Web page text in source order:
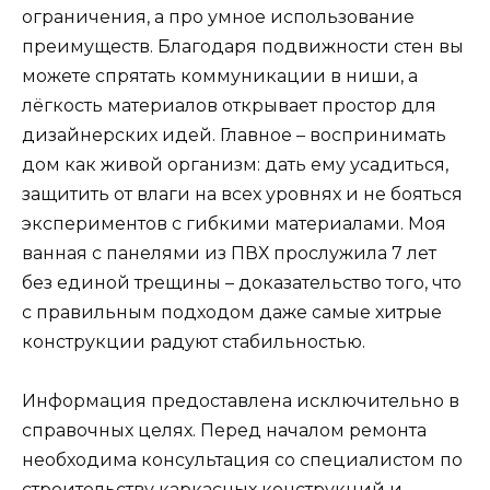
ограничения, а про умное использование
преимуществ. Благодаря подвижности стен вы
можете спрятать коммуникации в ниши, а
лёгкость материалов открывает простор для
дизайнерских идей. Главное – воспринимать
дом как живой организм: дать ему усадиться,
защитить от влаги на всех уровнях и не бояться
экспериментов с гибкими материалами. Моя
ванная с панелями из ПВХ прослужила 7 лет
без единой трещины – доказательство того, что
с правильным подходом даже самые хитрые
конструкции радуют стабильностью.
Информация предоставлена исключительно в
справочных целях. Перед началом ремонта
необходима консультация со специалистом по